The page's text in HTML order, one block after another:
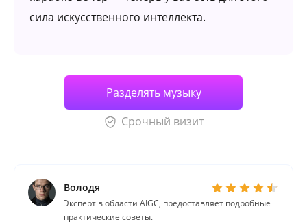
сила искусственного интеллекта.
Разделять музыку
Срочный визит
Володя
Эксперт в области AIGC, предоставляет подробные
практические советы.